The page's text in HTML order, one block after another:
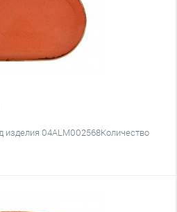
изделия 04ALM002568Количество